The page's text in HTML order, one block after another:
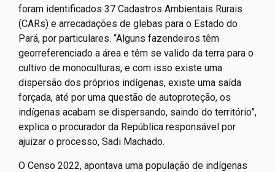
foram identificados 37 Cadastros Ambientais Rurais
(CARs) e arrecadações de glebas para o Estado do
Pará, por particulares. “Alguns fazendeiros têm
georreferenciado a área e têm se valido da terra para o
cultivo de monoculturas, e com isso existe uma
dispersão dos próprios indígenas, existe uma saída
forçada, até por uma questão de autoproteção, os
indígenas acabam se dispersando, saindo do território”,
explica o procurador da República responsável por
ajuizar o processo, Sadi Machado.
O Censo 2022, apontava uma população de indígenas